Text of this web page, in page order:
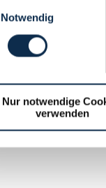
Notwendig
Nur notwendige
verwenden